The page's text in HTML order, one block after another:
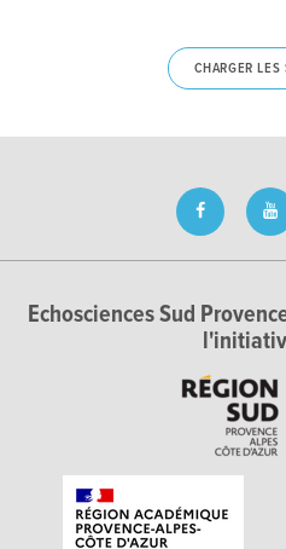
CHARGER
Echosciences Sud